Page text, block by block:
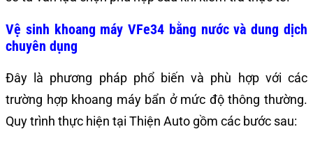
Vệ sinh khoang máy VFe34 bằng nước và dung dịch
chuyên dụng
Đây là phương pháp phổ biến và phù hợp với các
trường hợp khoang máy bẩn ở mức độ thông thường.
Quy trình thực hiện tại Thiện Auto gồm các bước sau: